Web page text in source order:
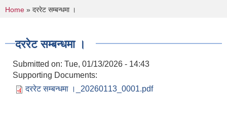
You are here
Home » दररेट सम्बन्धमा ।
दररेट सम्बन्धमा ।
Submitted on: Tue, 01/13/2026 - 14:43
Supporting Documents:
दररेट सम्बन्धमा ।_20260113_0001.pdf